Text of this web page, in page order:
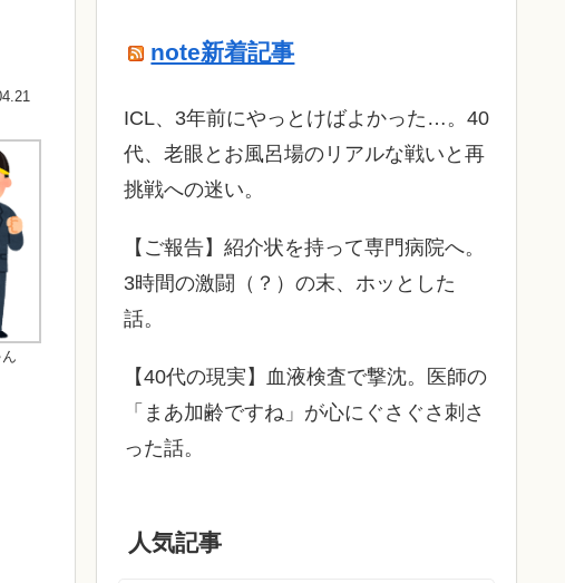
note新着記事
ICL、3年前にやっとけばよかった…。40
代、老眼とお風呂場のリアルな戦いと再
挑戦への迷い。
​【ご報告】紹介状を持って専門病院へ。
3時間の激闘（？）の末、ホッとした
話。
【40代の現実】血液検査で撃沈。医師の
「まあ加齢ですね」が心にぐさぐさ刺さ
った話。
人気記事